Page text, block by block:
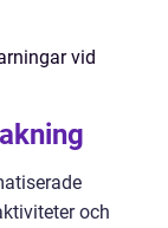
vid
och